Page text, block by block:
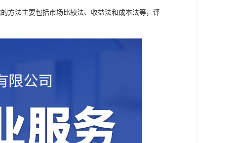
方法主要包括市场比较法、收益法和成本法等，评